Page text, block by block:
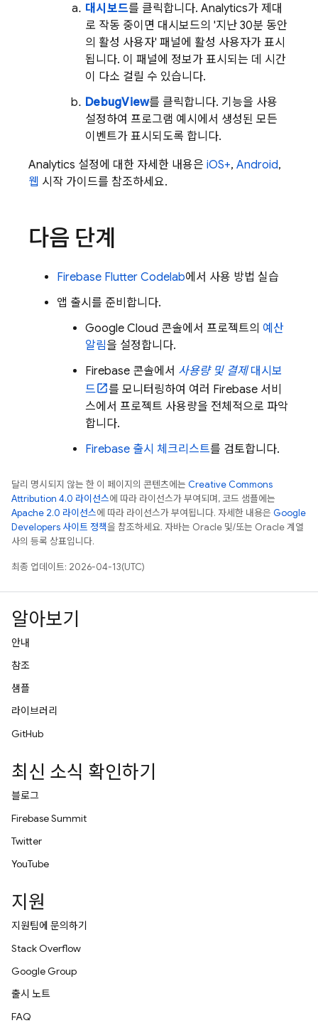
대시보드를 클릭합니다. Analytics가 제대
로 작동 중이면 대시보드의 '지난 30분 동안
의 활성 사용자' 패널에 활성 사용자가 표시
됩니다. 이 패널에 정보가 표시되는 데 시간
이 다소 걸릴 수 있습니다.
DebugView를 클릭합니다. 기능을 사용
설정하여 프로그램 예시에서 생성된 모든
이벤트가 표시되도록 합니다.
Analytics 설정에 대한 자세한 내용은 iOS+, Android,
웹 시작 가이드를 참조하세요.
다음 단계
Firebase Flutter Codelab에서 사용 방법 실습
앱 출시를 준비합니다.
Google Cloud 콘솔에서 프로젝트의 예산
알림을 설정합니다.
Firebase 콘솔에서 사용량 및 결제대시보
드
를 모니터링하여 여러 Firebase 서비
스에서 프로젝트 사용량을 전체적으로 파악
합니다.
Firebase 출시 체크리스트를 검토합니다.
달리 명시되지 않는 한 이 페이지의 콘텐츠에는 Creative Commons
Attribution 4.0 라이선스에 따라 라이선스가 부여되며, 코드 샘플에는
Apache 2.0 라이선스에 따라 라이선스가 부여됩니다. 자세한 내용은 Google
Developers 사이트 정책을 참조하세요. 자바는 Oracle 및/또는 Oracle 계열
사의 등록 상표입니다.
최종 업데이트: 2026-04-13(UTC)
알아보기
안내
참조
샘플
라이브러리
GitHub
최신 소식 확인하기
블로그
Firebase Summit
Twitter
YouTube
지원
지원팀에 문의하기
Stack Overflow
Google Group
출시 노트
FAQ